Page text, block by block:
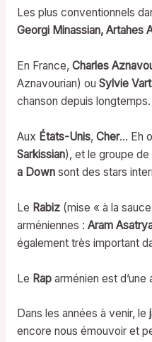
Les plus conventionnels
Georgi Minassian, Artahes
En France, Charles
Aznavourian) ou Sylvie
chanson depuis longtemps.
Aux États-Unis, Cher… Eh
Sarkissian), et le groupe de
a Downsont des stars
Le Rabiz(mise « à la
arméniennes : Aram
également très important
Le Raparménien est d’une
Dans les années à venir, le
encore nous émouvoir et